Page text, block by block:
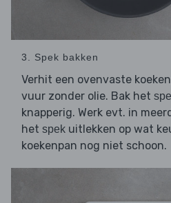
3. Spek bakken
Verhit een ovenvaste
vuur zonder olie. Bak het
knapperig. Werk evt. in
het spek uitlekken op wat
koekenpan nog niet schoon.